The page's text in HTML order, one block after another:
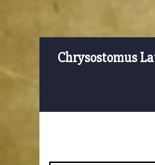
Chrysostomus